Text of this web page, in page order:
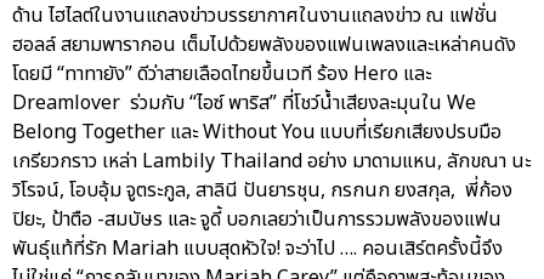
ด้าน ไฮไลต์ในงานแถลงข่าวบรรยากาศในงานแถลงข่าว ณ แฟชั่น
ฮอลล์ สยามพารากอน เต็มไปด้วยพลังของแฟนเพลงและเหล่าคนดัง
โดยมี “ทาทายัง” ดีว่าสายเลือดไทยขึ้นเวที ร้อง Hero และ
Dreamlover ร่วมกับ “ไอซ์ พาริส” ที่โชว์น้ำเสียงละมุนใน We
Belong Together และ Without You แบบที่เรียกเสียงปรบมือ
เกรียวกราว เหล่า Lambily Thailand อย่าง มาดามแหน, ลักขณา นะ
วิโรจน์, โอบอุ้ม จูตระกูล, สาลินี ปันยารชุน, กรกนก ยงสกุล, พี่ก้อง
ปิยะ, ป้าตือ -สมบัษร และ จูดี้ บอกเลยว่าเป็นการรวมพลังของแฟน
พันธุ์แท้ที่รัก Mariah แบบสุดหัวใจ! จะว่าไป …. คอนเสิร์ตครั้งนี้จึง